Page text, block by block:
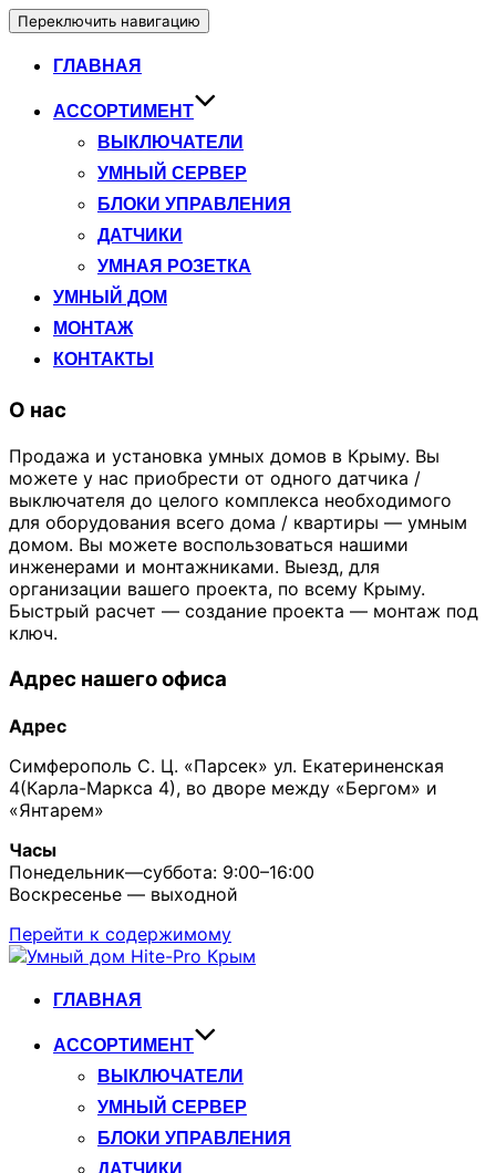
Переключить навигацию
ГЛАВНАЯ
АССОРТИМЕНТ
ВЫКЛЮЧАТЕЛИ
УМНЫЙ СЕРВЕР
БЛОКИ УПРАВЛЕНИЯ
ДАТЧИКИ
УМНАЯ РОЗЕТКА
УМНЫЙ ДОМ
МОНТАЖ
КОНТАКТЫ
О нас
Продажа и установка умных домов в Крыму. Вы
можете у нас приобрести от одного датчика /
выключателя до целого комплекса необходимого
для оборудования всего дома / квартиры — умным
домом. Вы можете воспользоваться нашими
инженерами и монтажниками. Выезд, для
организации вашего проекта, по всему Крыму.
Быстрый расчет — создание проекта — монтаж под
ключ.
Адрес нашего офиса
Адрес
Симферополь С. Ц. «Парсек» ул. Екатериненская
4(Карла-Маркса 4), во дворе между «Бергом» и
«Янтарем»
Часы
Понедельник—суббота: 9:00–16:00
Воскресенье — выходной
Перейти к содержимому
ГЛАВНАЯ
АССОРТИМЕНТ
ВЫКЛЮЧАТЕЛИ
УМНЫЙ СЕРВЕР
БЛОКИ УПРАВЛЕНИЯ
ДАТЧИКИ